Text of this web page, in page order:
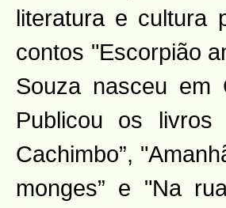
literatura e cultura
contos "Escorpião
Souza nasceu em
Publicou os
Cachimbo”,
monges” e "Na